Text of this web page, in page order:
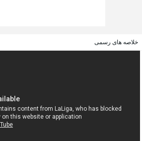
خلاصه های رسمی